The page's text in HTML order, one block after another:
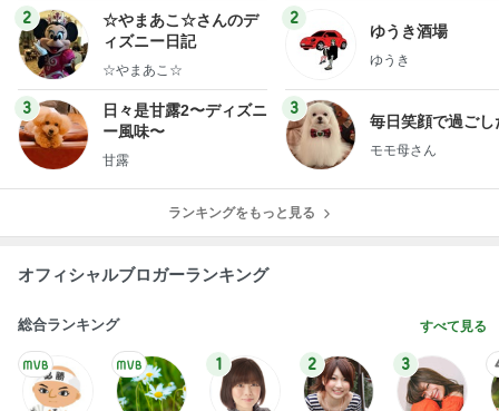
ログ
2
☆やまあこ☆さんのデ
ィズニー日記
☆やまあこ☆
3
日々是甘露2〜ディズニ
ー風味〜
甘露
2
ゆうき酒場
ゆうき
3
毎日笑顔で過ごし
モモ母さん
ランキングをもっと見る
オフィシャルブロガーランキング
総合ランキング すべて見る
1 2 3